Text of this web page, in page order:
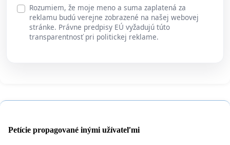
Rozumiem, že moje meno a suma zaplatená za
reklamu budú verejne zobrazené na našej webovej
stránke. Právne predpisy EÚ vyžadujú túto
transparentnosť pri politickej reklame.
Petície propagované inými užívateľmi